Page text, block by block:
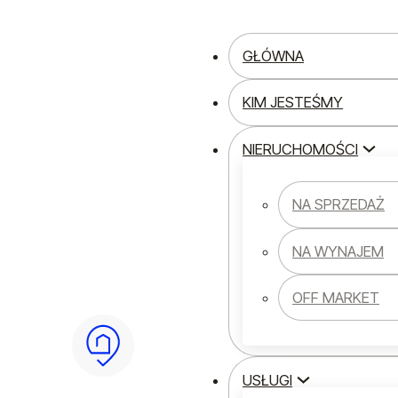
GŁÓWNA
KIM JESTEŚMY
NIERUCHOMOŚCI
NA SPRZEDAŻ
NA WYNAJEM
OFF MARKET
USŁUGI
Domy na
Domy na
Kraków i
naprawdę
domu w 2026?